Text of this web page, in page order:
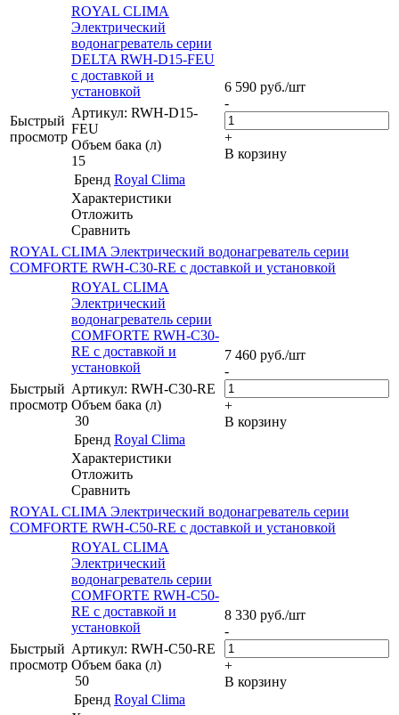
Быстрый
просмотр
ROYAL CLIMA
Электрический
водонагреватель серии
DELTA RWH-D15-FEU
с доставкой и
установкой
Артикул: RWH-D15-
FEU
Объем бака (л)
15
Бренд Royal Clima
Характеристики
Отложить
Сравнить
6 590 руб./шт
-
+
В корзину
ROYAL CLIMA Электрический водонагреватель серии
COMFORTE RWH-С30-RE с доставкой и установкой
Быстрый
просмотр
ROYAL CLIMA
Электрический
водонагреватель серии
COMFORTE RWH-С30-
RE с доставкой и
установкой
Артикул: RWH-С30-RE
Объем бака (л)
30
Бренд Royal Clima
Характеристики
Отложить
Сравнить
7 460 руб./шт
-
+
В корзину
ROYAL CLIMA Электрический водонагреватель серии
COMFORTE RWH-С50-RE с доставкой и установкой
Быстрый
просмотр
ROYAL CLIMA
Электрический
водонагреватель серии
COMFORTE RWH-С50-
RE с доставкой и
установкой
Артикул: RWH-С50-RE
Объем бака (л)
50
Бренд Royal Clima
8 330 руб./шт
-
+
В корзину